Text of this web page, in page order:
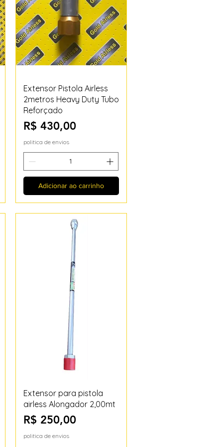
Visualização rápida
Extensor Pistola Airless
2metros Heavy Duty Tubo
Reforçado
Preço
R$ 430,00
politica de envios
Adicionar ao carrinho
Visualização rápida
Extensor para pistola
airless Alongador 2,00mt
Preço
R$ 250,00
politica de envios